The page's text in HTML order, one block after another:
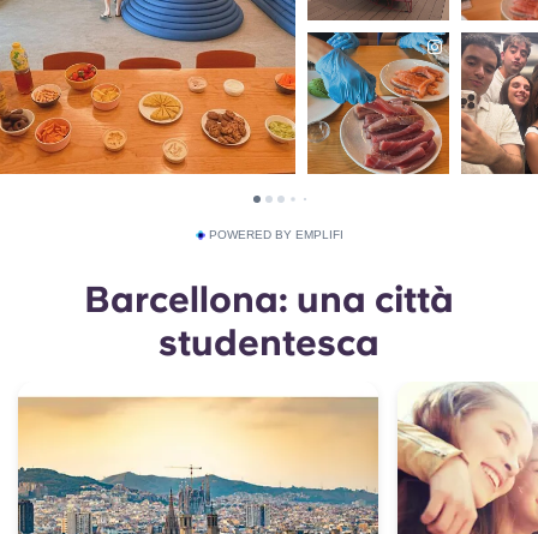
POWERED BY EMPLIFI
Barcellona: una città
studentesca